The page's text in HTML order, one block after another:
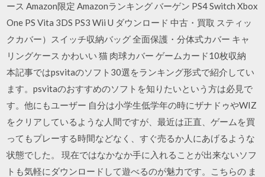
ース Amazon限定 Amazonランキング バーゲン PS4 Switch Xbox
One PS Vita 3DS PS3 Wii U ダウンロード 中古・買取 スティッ
クカバー）スイッチ収納バッグ 全面保護・分体式カバー キャ
リングケース かわいい 猫 肉球カバー ゲームカード10枚収納
本記事ではpsvitaのソフト30選をランキング形式で紹介してい
ます。psvitaのおすすめのソフトを知りたいという方は必見で
す。他にもユーザー 自分は小学生低学年の時にザナドゥやWIZ
をクリアしているような人間ですが、最近は正直、ゲームを買
ってもプレーする時間などなく、すぐ売るか人にあげるような
状態でした。 現在ではなかなか手に入れることが出来ないソフ
トも気軽にダウンロードして遊べるのが魅力です。こちらの ま